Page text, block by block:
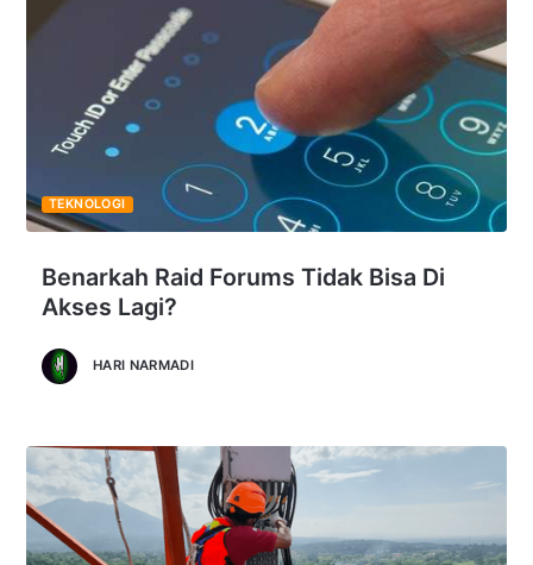
Benarkah Raid Forums Tidak Bisa Di
Akses Lagi?
HARI NARMADI
TEKNOLOGI